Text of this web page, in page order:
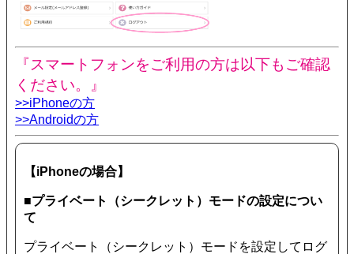
『スマートフォンをご利用の方は以下もご確認
ください。』
>>iPhoneの方
>>Androidの方
【iPhoneの場合】
■プライベート（シークレット）モードの設定につい
て
プライベート（シークレット）モードを設定してログ